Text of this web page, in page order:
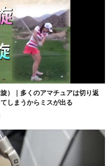
）｜多くのアマチュアは切り返
しまうからミスが出る